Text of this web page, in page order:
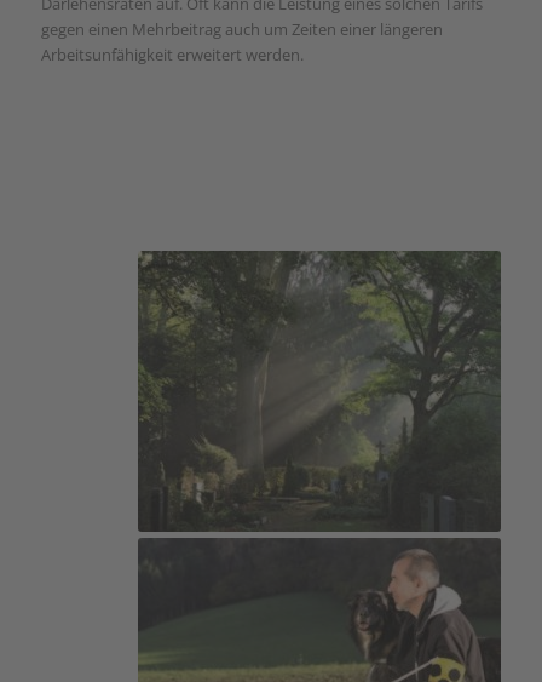
gegen einen Mehrbeitrag auch um Zeiten einer längeren
Arbeitsunfähigkeit erweitert werden.